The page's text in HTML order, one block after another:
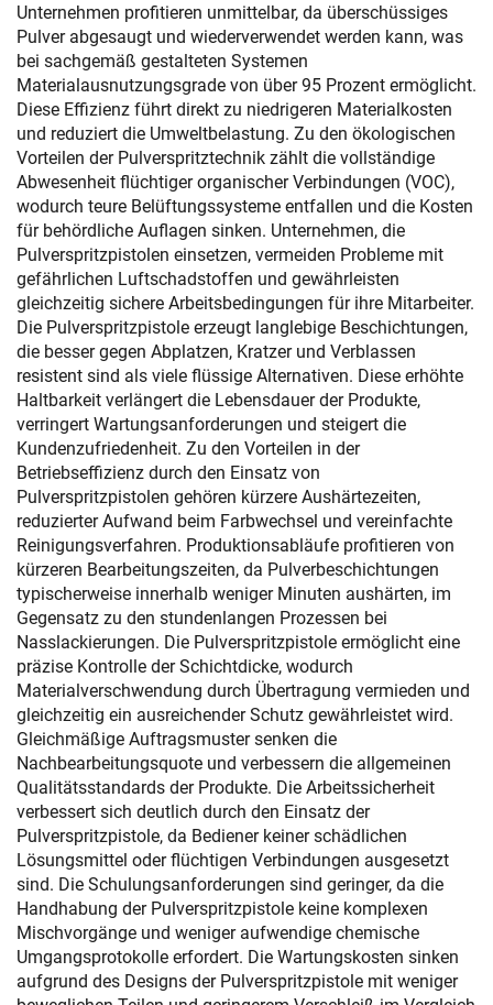
Unternehmen profitieren unmittelbar, da überschüssiges
Pulver abgesaugt und wiederverwendet werden kann, was
bei sachgemäß gestalteten Systemen
Materialausnutzungsgrade von über 95 Prozent ermöglicht.
Diese Effizienz führt direkt zu niedrigeren Materialkosten
und reduziert die Umweltbelastung. Zu den ökologischen
Vorteilen der Pulverspritztechnik zählt die vollständige
Abwesenheit flüchtiger organischer Verbindungen (VOC),
wodurch teure Belüftungssysteme entfallen und die Kosten
für behördliche Auflagen sinken. Unternehmen, die
Pulverspritzpistolen einsetzen, vermeiden Probleme mit
gefährlichen Luftschadstoffen und gewährleisten
gleichzeitig sichere Arbeitsbedingungen für ihre Mitarbeiter.
Die Pulverspritzpistole erzeugt langlebige Beschichtungen,
die besser gegen Abplatzen, Kratzer und Verblassen
resistent sind als viele flüssige Alternativen. Diese erhöhte
Haltbarkeit verlängert die Lebensdauer der Produkte,
verringert Wartungsanforderungen und steigert die
Kundenzufriedenheit. Zu den Vorteilen in der
Betriebseffizienz durch den Einsatz von
Pulverspritzpistolen gehören kürzere Aushärtezeiten,
reduzierter Aufwand beim Farbwechsel und vereinfachte
Reinigungsverfahren. Produktionsabläufe profitieren von
kürzeren Bearbeitungszeiten, da Pulverbeschichtungen
typischerweise innerhalb weniger Minuten aushärten, im
Gegensatz zu den stundenlangen Prozessen bei
Nasslackierungen. Die Pulverspritzpistole ermöglicht eine
präzise Kontrolle der Schichtdicke, wodurch
Materialverschwendung durch Übertragung vermieden und
gleichzeitig ein ausreichender Schutz gewährleistet wird.
Gleichmäßige Auftragsmuster senken die
Nachbearbeitungsquote und verbessern die allgemeinen
Qualitätsstandards der Produkte. Die Arbeitssicherheit
verbessert sich deutlich durch den Einsatz der
Pulverspritzpistole, da Bediener keiner schädlichen
Lösungsmittel oder flüchtigen Verbindungen ausgesetzt
sind. Die Schulungsanforderungen sind geringer, da die
Handhabung der Pulverspritzpistole keine komplexen
Mischvorgänge und weniger aufwendige chemische
Umgangsprotokolle erfordert. Die Wartungskosten sinken
aufgrund des Designs der Pulverspritzpistole mit weniger